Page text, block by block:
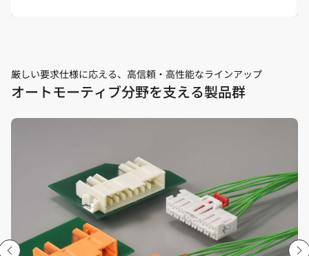
厳しい要求仕様に応える、高信頼・高性能なラインアップ
オートモーティブ分野を支える製品群